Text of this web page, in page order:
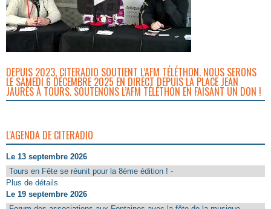
DEPUIS 2023, CITERADIO SOUTIENT L’AFM TÉLÉTHON. NOUS SERONS
LE SAMEDI 6 DÉCEMBRE 2025 EN DIRECT DEPUIS LA PLACE JEAN
JAURÈS À TOURS. SOUTENONS L’AFM TÉLÉTHON EN FAISANT UN DON !
L'AGENDA DE CITERADIO
Le 13 septembre 2026
Tours en Fête se réunit pour la 8ème édition ! -
Plus de détails
Le 19 septembre 2026